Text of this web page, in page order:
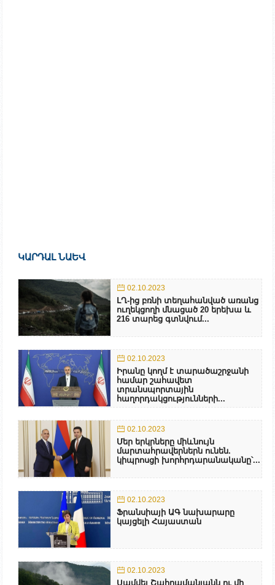
ԿԱՐԴԱԼ ՆԱԵՎ
02.10.2023
ԼՂ-ից բռնի տեղահանված առանց
ուղեկցողի մնացած 20 երեխա և
216 տարեց գտնվում...
02.10.2023
Իրանը կողմ է տարածաշրջանի
համար շահավետ
տրանսպորտային
հաղորդակցությունների...
02.10.2023
Մեր երկրները միևնույն
մարտահրավերներն ունեն.
կիպրոսցի խորհրդարանականը՝...
02.10.2023
Ֆրանսիայի ԱԳ նախարարը
կայցելի Հայաստան
02.10.2023
Սամվել Շահրամանյանն ու մի